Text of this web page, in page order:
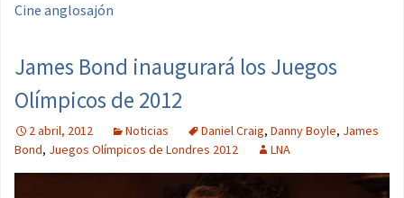
Cine anglosajón
James Bond inaugurará los Juegos
Olímpicos de 2012
2 abril, 2012 Noticias Daniel Craig, Danny Boyle, James
Bond, Juegos Olímpicos de Londres 2012 LNA